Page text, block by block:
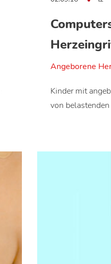
Angeborene
Kinder mit
von